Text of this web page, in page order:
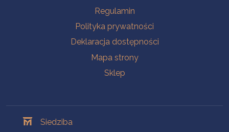
Regulamin
Polityka prywatności
Deklaracja dostępności
Mapa strony
Sklep
Siedziba